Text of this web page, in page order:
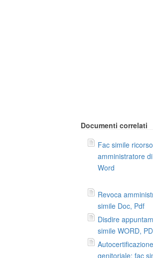
Documenti correlati
Fac simile
amministratore
Word
Revoca
simile Doc, Pdf
Disdire
simile WORD,
genitoriale: fac